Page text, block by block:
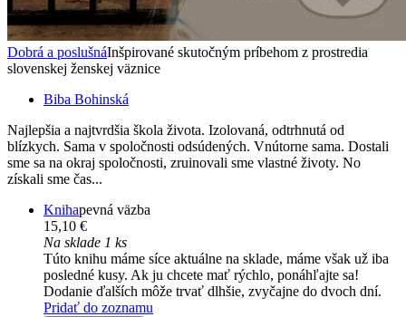
Dobrá a poslušnáInšpirované skutočným príbehom z prostredia
slovenskej ženskej väznice
Biba Bohinská
Najlepšia a najtvrdšia škola života. Izolovaná, odtrhnutá od
blízkych. Sama v spoločnosti odsúdených. Vnútorne sama. Dostali
sme sa na okraj spoločnosti, zruinovali sme vlastné životy. No
získali sme čas...
Knihapevná väzba
15,10 €
Na sklade 1 ks
Túto knihu máme síce aktuálne na sklade, máme však už iba
posledné kusy. Ak ju chcete mať rýchlo, ponáhľajte sa!
Dodanie ďalších môže trvať dlhšie, zvyčajne do dvoch dní.
Pridať do zoznamu